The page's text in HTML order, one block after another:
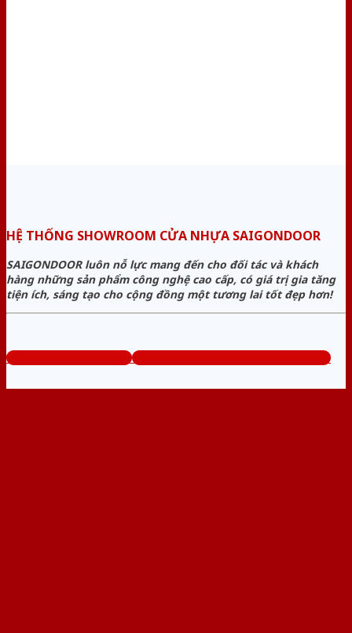
HỆ THỐNG SHOWROOM CỬA NHỰA SAIGONDOOR
SAIGONDOOR luôn nỗ lực mang đến cho đối tác và khách
hàng những sản phẩm công nghệ cao cấp, có giá trị gia tăng
tiện ích, sáng tạo cho cộng đồng một tương lai tốt đẹp hơn!
www.sieuthicuanhua.net Tổng đài tư vấn miễn phí: 0824.400.400